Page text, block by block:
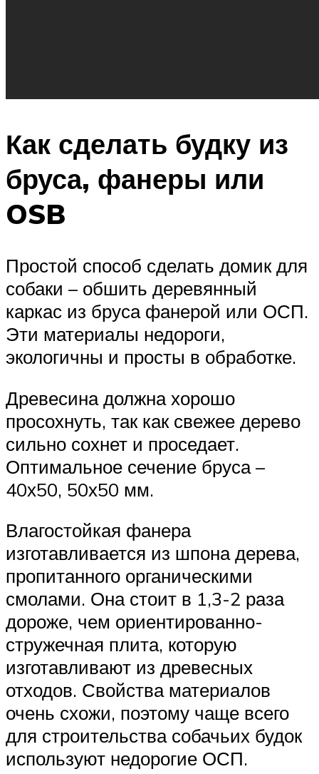
Как сделать будку из
бруса, фанеры или
OSB
Простой способ сделать домик для
собаки – обшить деревянный
каркас из бруса фанерой или ОСП.
Эти материалы недороги,
экологичны и просты в обработке.
Древесина должна хорошо
просохнуть, так как свежее дерево
сильно сохнет и проседает.
Оптимальное сечение бруса –
40х50, 50х50 мм.
Влагостойкая фанера
изготавливается из шпона дерева,
пропитанного органическими
смолами. Она стоит в 1,3-2 раза
дороже, чем ориентированно-
стружечная плита, которую
изготавливают из древесных
отходов. Свойства материалов
очень схожи, поэтому чаще всего
для строительства собачьих будок
используют недорогие ОСП.